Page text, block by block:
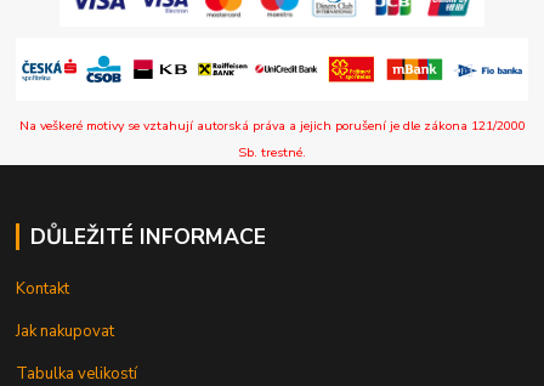
Na veškeré motivy se vztahují autorská práva a jejich porušení je dle zákona 121/2000
Sb. trestné.
DŮLEŽITÉ INFORMACE
Kontakt
Jak nakupovat
Tabulka velikostí